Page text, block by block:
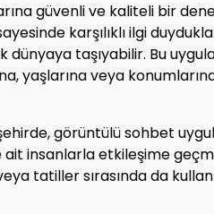
güvenli ve kaliteli bir
karşılıklı ilgi
dünyaya taşıyabilir. Bu
yaşlarına veya
görüntülü sohbet
insanlarla etkileşime
tatiller sırasında da